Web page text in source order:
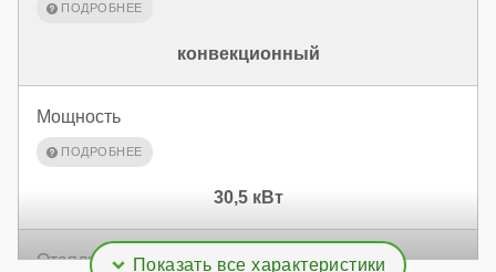
конвекционный
Мощность
30,5 кВт
Отапливаемая площадь